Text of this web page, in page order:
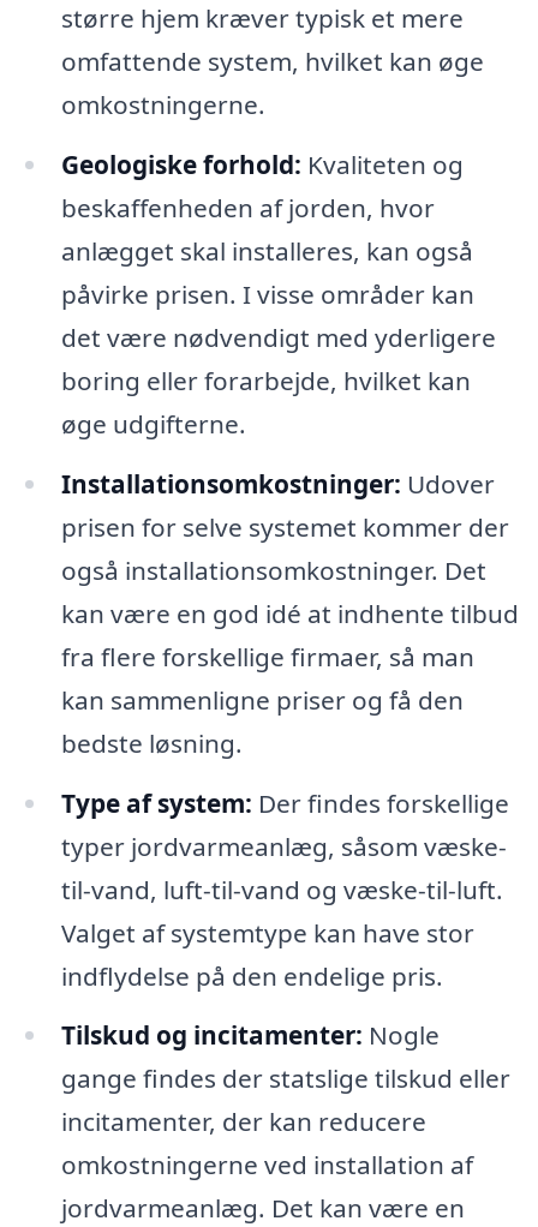
større hjem kræver typisk et mere
omfattende system, hvilket kan øge
omkostningerne.
Geologiske forhold: Kvaliteten og
beskaffenheden af jorden, hvor
anlægget skal installeres, kan også
påvirke prisen. I visse områder kan
det være nødvendigt med yderligere
boring eller forarbejde, hvilket kan
øge udgifterne.
Installationsomkostninger: Udover
prisen for selve systemet kommer der
også installationsomkostninger. Det
kan være en god idé at indhente tilbud
fra flere forskellige firmaer, så man
kan sammenligne priser og få den
bedste løsning.
Type af system: Der findes forskellige
typer jordvarmeanlæg, såsom væske-
til-vand, luft-til-vand og væske-til-luft.
Valget af systemtype kan have stor
indflydelse på den endelige pris.
Tilskud og incitamenter: Nogle
gange findes der statslige tilskud eller
incitamenter, der kan reducere
omkostningerne ved installation af
jordvarmeanlæg. Det kan være en